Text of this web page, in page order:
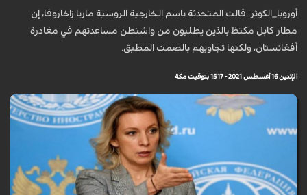
أوروبا_الكوثر: قالت المتحدثة باسم الخارجية الروسية ماريا زاخاروفا، إن
مطار كابل مكتظ بالذين يطلبون من واشنطن مساعدتهم في مغادرة
أفغانستان، ولكنها تجاوبهم بالصمت المطبق.
الإثنين 16 أغسطس 2021 - 15:17 بتوقيت مكة